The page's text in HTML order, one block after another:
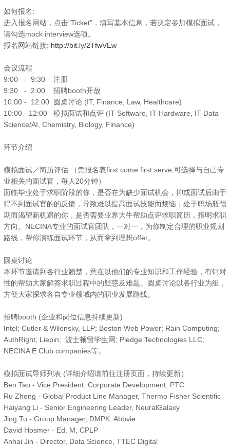
如何报名:
进入报名网站，点击"Ticket"，填写基本信息，若决定参加模拟面试，
请勾选mock interview选项。
报名网站链接: http://bit.ly/2TfwVEw
会议流程
9:00 - 9:30 注册
9:30 - 2:00 招聘booth开放
10:00 - 12:00 圆桌讨论 (IT, Finance, Law, Healthcare)
10:00 - 12:00 模拟面试和点评 (IT-Software, IT-Hardware, IT-Data
Science/AI, Chemistry, Biology, Finance)
环节介绍
模拟面试／简历评估 （凭报名表first come first serve,可选择与自己专
业相关的面试官，每人20分钟）
面临毕业处于求职阶段的你，是否在为缺少面试机会，抑或面试后由于
得不到面试官的的反馈，导致难以提高面试技能而烦恼；处于职场瓶颈
期而渴望新机遇的你，是否需要业界大牛帮助点评求职简历，指明求职
方向。NECINA专业的面试官团队，一对一，为你制定合理的职业规划
路线，帮你演练面试环节，从而拿到理想offer。
圆桌讨论
本环节邀请到各行业翘楚，意在以他们的专业知识和工作经验，有针对
性的帮助大家解答求职过程中的疑惑及难题。圆桌讨论以各行业为组，
方便大家探求各自专业领域内的职业发展路线。
招聘booth (企业和岗位信息持续更新)
Intel; Cutler & Wilensky, LLP; Boston Web Power; Rain Computing;
AuthRight; Liepin; 波士顿留学生网; Pledge Technologies LLC;
NECINA E Club companies等。
模拟面试导师列表 (详细介绍请前往注册页面，持续更新）
Ben Tao - Vice President, Corporate Development, PTC
Ru Zheng - Global Product Line Manager, Thermo Fisher Scientific
Haiyang Li - Senior Engineering Leader, NeuralGalaxy
Jing Tu - Group Manager, DMPK, Abbvie
David Hosmer - Ed. M, CPLP
Anhai Jin - Director, Data Science, TTEC Digital